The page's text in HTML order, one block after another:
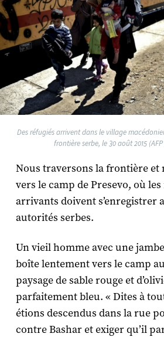
Des réfugiés arrivent dans le village
frontière serbe, le 30 août 2015
Nous traversons la frontière et
vers le camp de Presevo, où
arrivants doivent s’enregistrer
autorités serbes.
Un vieil homme avec une
boîte lentement vers le camp
paysage de sable rouge et
parfaitement bleu. « Dites à
étions descendus dans la rue
contre Bashar et exiger qu’il